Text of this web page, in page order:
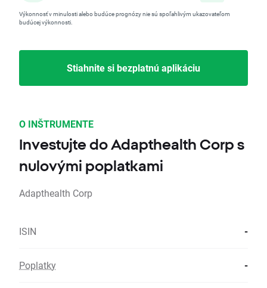
Výkonnosť v minulosti alebo budúce prognózy nie sú spoľahlivým ukazovateľom
budúcej výkonnosti.
Stiahnite si bezplatnú aplikáciu
O INŠTRUMENTE
Investujte do Adapthealth Corp s
nulovými poplatkami
Adapthealth Corp
ISIN -
Poplatky -